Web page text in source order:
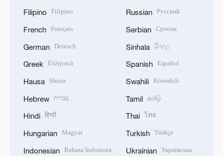
Filipino Filipino
French Français
German Deutsch
Greek Ελληνικά
Hausa Hausa
Hebrew עברית
Hindi हिन्दी
Hungarian Magyar
Indonesian Bahasa Indonesia
Russian Русский
Serbian Српски
Sinhala සිංහල
Spanish Español
Swahili Kiswahili
Tamil தமிழ்
Thai ไทย
Turkish Türkçe
Ukrainian Українська